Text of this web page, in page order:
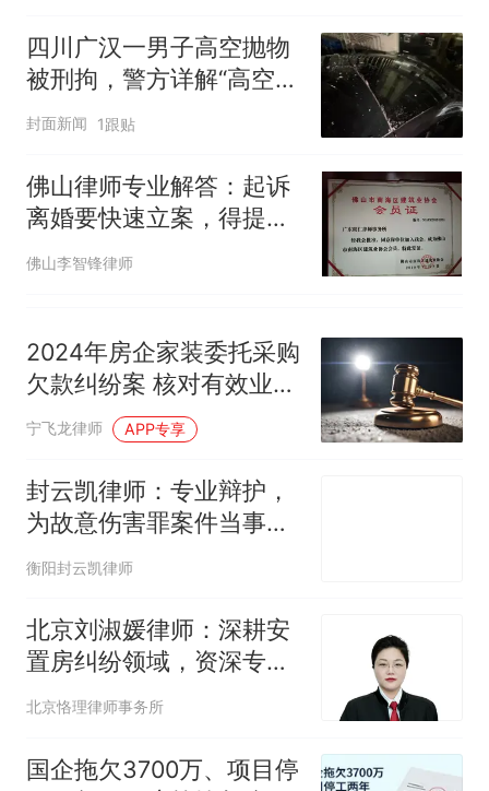
四川广汉一男子高空抛物
被刑拘，警方详解“高空抛
物罪”
封面新闻 1跟贴
佛山律师专业解答：起诉
离婚要快速立案，得提前
做好这些准备
佛山李智锋律师
2024年房企家装委托采购
欠款纠纷案 核对有效业主
债权，全额回款并支持律
宁飞龙律师 APP专享
封云凯律师：专业辩护，
为故意伤害罪案件当事人
保驾护航
衡阳封云凯律师
北京刘淑媛律师：深耕安
置房纠纷领域，资深专业
可提供在线咨询
北京恪理律师事务所
国企拖欠3700万、项目停